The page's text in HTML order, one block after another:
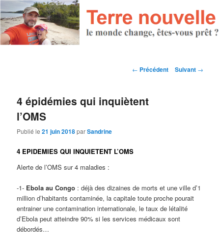
Navigation des articles
← Précédent Suivant →
4 épidémies qui inquiètent
l’OMS
Publié le21 juin 2018parSandrine
4 EPIDEMIES QUI INQUIETENT L’OMS
Alerte de l’OMS sur 4 maladies :
-1- Ebola au Congo : déjà des dizaines de morts et une ville d’1
million d’habitants contaminée, la capitale toute proche pourait
entrainer une contamination internationale, le taux de létalité
d’Ebola peut atteindre 90% si les services médicaux sont
débordés…